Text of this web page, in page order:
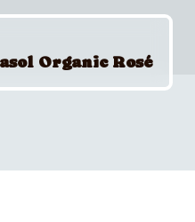
Organic Rosé